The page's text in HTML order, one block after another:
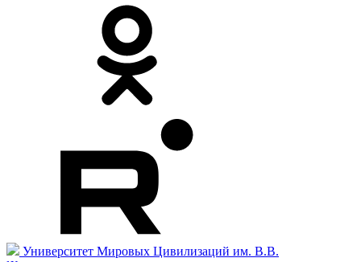
Университет Мировых Цивилизаций им. В.В.